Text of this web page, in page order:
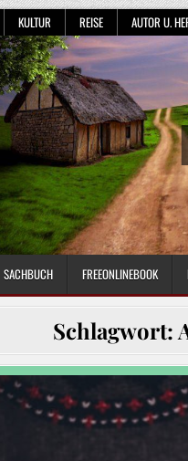
KULTUR REISE AUTOR U.
SACHBUCH FREEONLINEBOOK
Schlagwort: